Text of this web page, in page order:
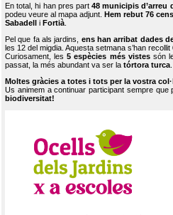
En total, hi han pres part48 municipis d’arreu
podeu veure al mapa adjunt. Hem rebut 76
Sabadell i Fortià
Pel que fa als jardins, ens han arribat dades
les 12 del migdia. Aquesta setmana s’han recollit
Curiosament, les5 espècies més vistessón
passat, la més abundant va ser la tórtora turca
Moltes gràcies a totes i tots per la vostra
Us animem a continuar participant sempre que
biodiversitat!